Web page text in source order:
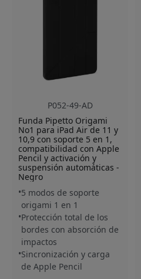
P052-49-AD
Funda Pipetto Origami
No1 para iPad Air de 11 y
10,9 con soporte 5 en 1,
compatibilidad con Apple
Pencil y activación y
suspensión automáticas -
Negro
5 modos de soporte
origami 1 en 1
Protección total de los
bordes con absorción de
impactos
Sincronización y carga
de Apple Pencil